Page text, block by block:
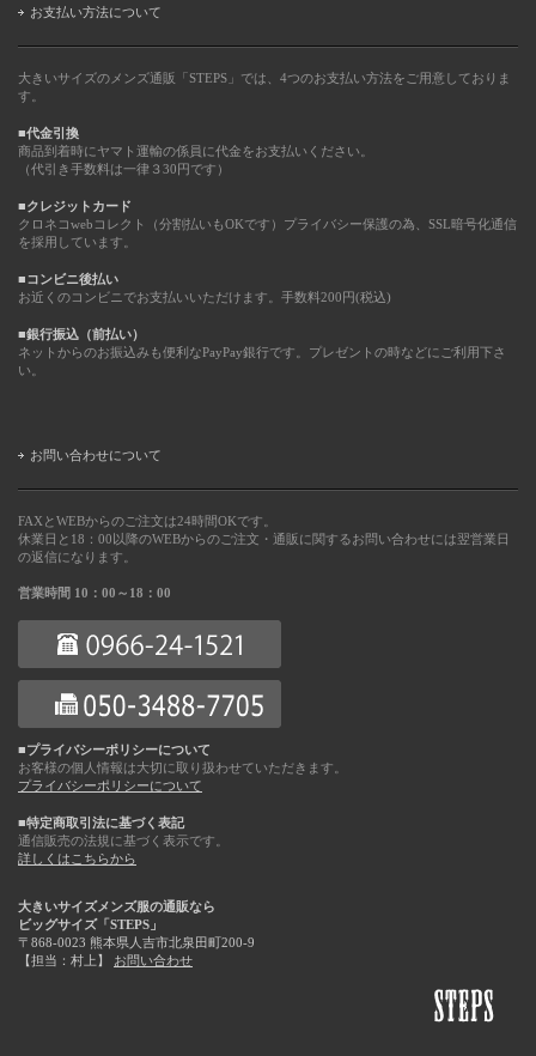
お支払い方法について
大きいサイズのメンズ通販「STEPS」では、4つのお支払い方法をご用意しておりま
す。
■代金引換
商品到着時にヤマト運輸の係員に代金をお支払いください。
（代引き手数料は一律３30円です）
■クレジットカード
クロネコwebコレクト（分割払いもOKです）プライバシー保護の為、SSL暗号化通信
を採用しています。
■コンビニ後払い
お近くのコンビニでお支払いいただけます。手数料200円(税込)
■銀行振込（前払い）
ネットからのお振込みも便利なPayPay銀行です。プレゼントの時などにご利用下さ
い。
お問い合わせについて
FAXとWEBからのご注文は24時間OKです。
休業日と18：00以降のWEBからのご注文・通販に関するお問い合わせには翌営業日
の返信になります。
営業時間 10：00～18：00
■プライバシーポリシーについて
お客様の個人情報は大切に取り扱わせていただきます。
プライバシーポリシーについて
■特定商取引法に基づく表記
通信販売の法規に基づく表示です。
詳しくはこちらから
大きいサイズメンズ服の通販なら
ビッグサイズ「STEPS」
〒868-0023 熊本県人吉市北泉田町200-9
【担当：村上】 お問い合わせ